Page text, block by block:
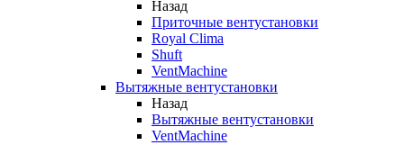
Назад
Приточные вентустановки
Royal Clima
Shuft
VentMachine
Вытяжные вентустановки
Назад
Вытяжные вентустановки
VentMachine